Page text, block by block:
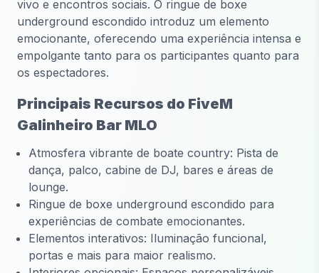
vivo e encontros sociais. O ringue de boxe
underground escondido introduz um elemento
emocionante, oferecendo uma experiência intensa e
empolgante tanto para os participantes quanto para
os espectadores.
Principais Recursos do FiveM
Galinheiro Bar MLO
Atmosfera vibrante de boate country: Pista de
dança, palco, cabine de DJ, bares e áreas de
lounge.
Ringue de boxe underground escondido para
experiências de combate emocionantes.
Elementos interativos: Iluminação funcional,
portas e mais para maior realismo.